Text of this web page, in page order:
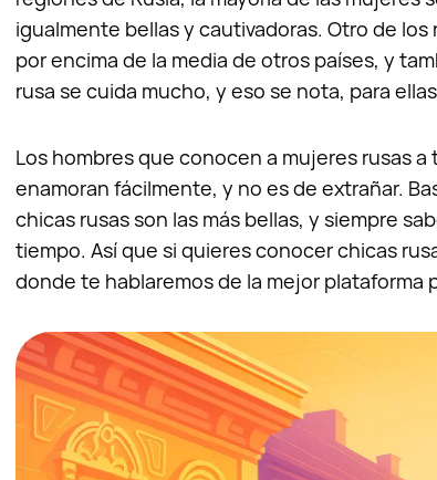
igualmente bellas y cautivadoras. Otro de
por encima de la media de otros países, y
rusa se cuida mucho, y eso se nota, para
Los hombres que conocen a mujeres rusas
enamoran fácilmente, y no es de extrañar.
chicas rusas son las más bellas, y siempre
tiempo. Así que si quieres conocer chicas
donde te hablaremos de la mejor plataforma